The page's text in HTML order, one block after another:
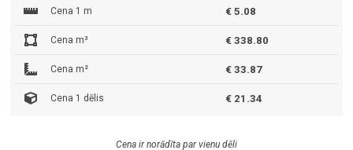
Cena 1 m € 5.08
Cena m³ € 338.80
Cena m² € 33.87
Cena 1 dēlis € 21.34
Cena ir norādīta par vienu dēli